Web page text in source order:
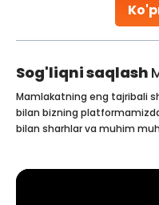
Sog'liqni saqlash
Mamlakatning eng tajribali
bilan bizning
bilan sharhlar va muhim